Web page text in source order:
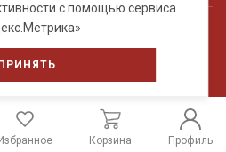
с помощью сервиса
ПРИНЯТЬ
данных
Корзина Профиль